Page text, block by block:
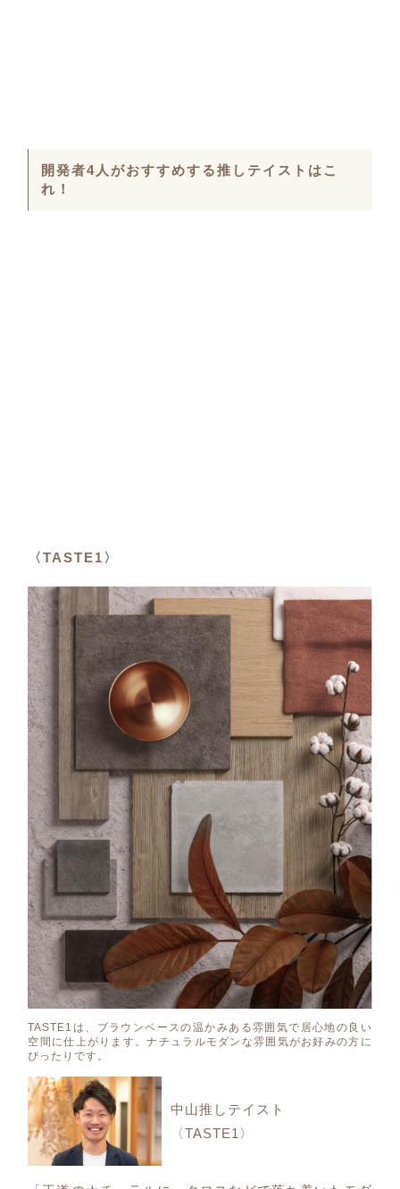
開発者4人がおすすめする推しテイストはこ
れ！
〈TASTE1〉
TASTE1は、ブラウンベースの温かみある雰囲気で居心地の良い
空間に仕上がります。ナチュラルモダンな雰囲気がお好みの方に
ぴったりです。
中山推しテイスト
〈TASTE1〉